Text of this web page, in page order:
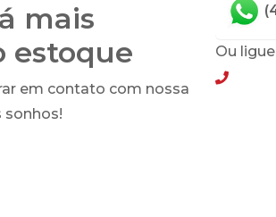
mais
estoque
em contato com nossa
sonhos!
Ou